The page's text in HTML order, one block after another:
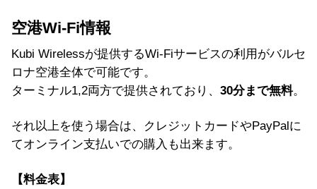
空港Wi-Fi情報
Kubi Wirelessが提供するWi-Fiサービスの利用がバルセ
ロナ空港全体で可能です。
ターミナル1,2両方で提供されており、 30分まで無料。
それ以上を使う場合は、クレジットカードやPayPalに
てオンライン支払いでの購入も出来ます。
【料金表】